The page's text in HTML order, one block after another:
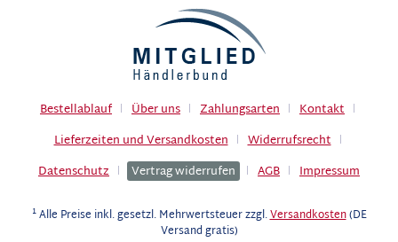
Bestellablauf Über uns Zahlungsarten
Kontakt
Lieferzeiten und Versandkosten
Widerrufsrecht
Datenschutz
Vertrag widerrufen AGB Impressum
1Alle Preise inkl. gesetzl. Mehrwertsteuer zzgl.Versandkosten(DE
Versand gratis)